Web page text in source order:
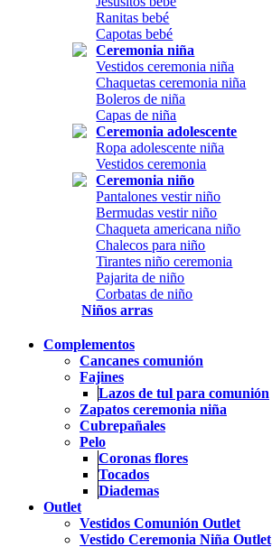
Ranitas bebé
Capotas bebé
Ceremonia niña
Vestidos ceremonia niña
Chaquetas ceremonia niña
Boleros de niña
Capas de niña
Ceremonia adolescente
Ropa adolescente niña
Vestidos ceremonia
Ceremonia niño
Pantalones vestir niño
Bermudas vestir niño
Chaqueta americana niño
Chalecos para niño
Tirantes niño ceremonia
Pajarita de niño
Corbatas de niño
Niños arras
Complementos
Cancanes comunión
Fajines
Lazos de tul para comunión
Zapatos ceremonia niña
Cubrepañales
Pelo
Coronas flores
Tocados
Diademas
Outlet
Vestidos Comunión Outlet
Vestido Ceremonia Niña Outlet